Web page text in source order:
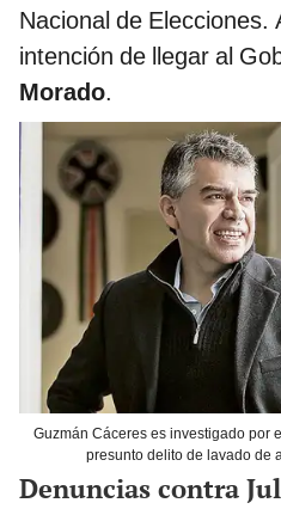
Nacional de Elecciones.
intención de llegar al
Morado.
Guzmán Cáceres es investigado por
presunto delito de lavado de
Denuncias contra